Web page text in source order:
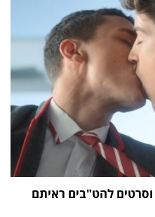
להט"בים ראיתם